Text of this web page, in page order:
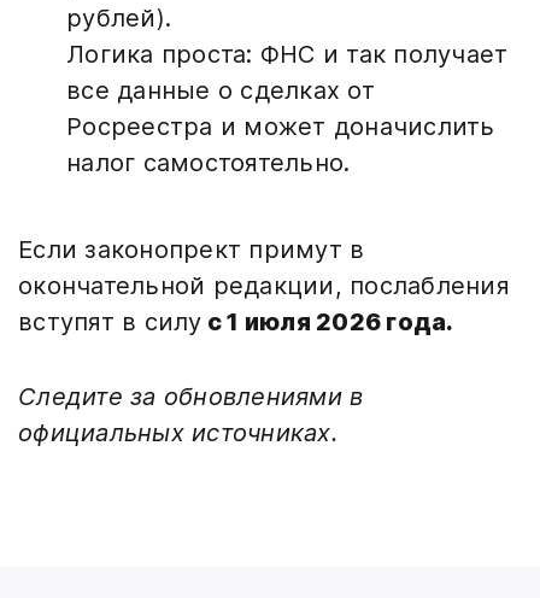
рублей).
Логика проста: ФНС и так получает
все данные о сделках от
Росреестра и может доначислить
налог самостоятельно.
Если законопрект примут в
окончательной редакции, послабления
вступят в силу с 1 июля 2026 года.
Следите за обновлениями в
официальных источниках.